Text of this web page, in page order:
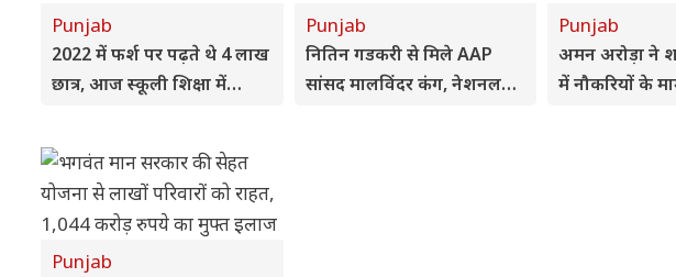
Punjab
2022 में फर्श पर पढ़ते थे 4 लाख
छात्र, आज स्कूली शिक्षा में
Punjab
नितिन गडकरी से मिले AAP
सांसद मालविंदर कंग, नेशनल
Punjab
अमन अरोड़ा ने
में नौकरियों के
Punjab